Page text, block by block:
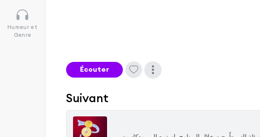
Humeur et
Genre
Écouter
Suivant